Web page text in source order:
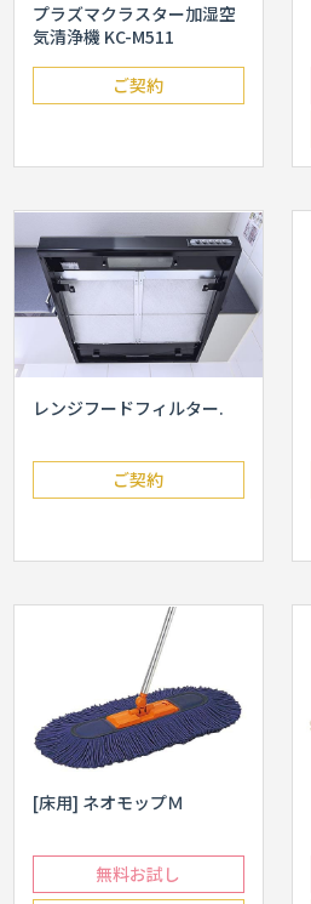
プラズマクラスター加湿空
気清浄機 KC-M511
ご契約
レンジフードフィルター.
ご契約
[床用] ネオモップＭ
無料お試し